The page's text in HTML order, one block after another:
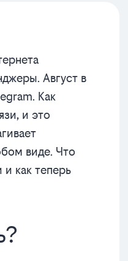
Август в
Как
и это
виде. Что
как теперь